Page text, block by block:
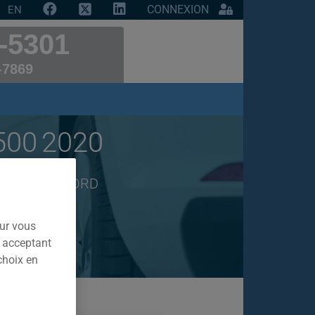
EN CONNEXION
5301
2020
marque FORD
vous
acceptant
en